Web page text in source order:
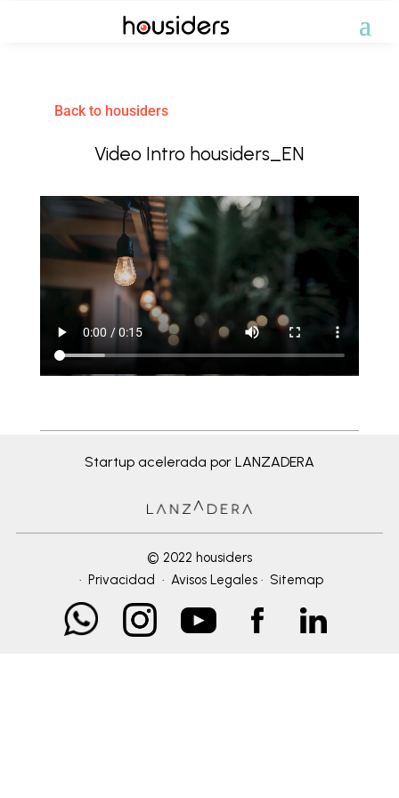
Back to housiders
Video Intro housiders_EN
Startup acelerada por LANZADERA
© 2022 housiders
· Privacidad · Avisos Legales · Sitemap